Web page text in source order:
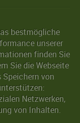
bestmögliche
unserer
finden Sie
Sie die Webseite
von
Netzwerken,
von Inhalten.